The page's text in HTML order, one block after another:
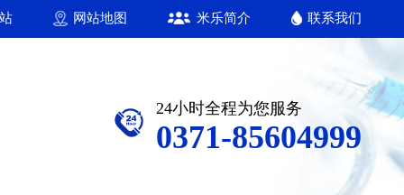
网站地图 米乐简介 联系我们
24小时全程为您服务
0371-85604999